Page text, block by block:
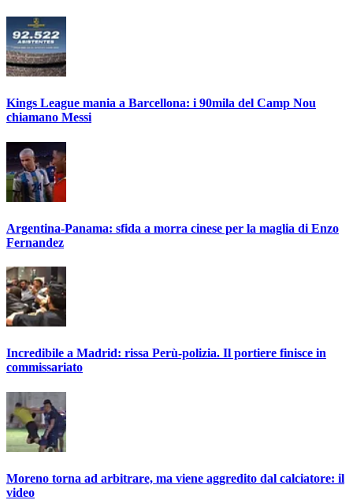
Kings League mania a Barcellona: i 90mila del Camp Nou
chiamano Messi
Argentina-Panama: sfida a morra cinese per la maglia di Enzo
Fernandez
Incredibile a Madrid: rissa Perù-polizia. Il portiere finisce in
commissariato
Moreno torna ad arbitrare, ma viene aggredito dal calciatore: il
video